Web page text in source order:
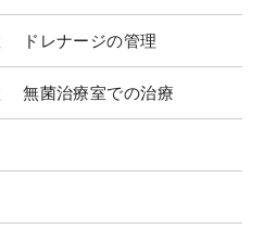
ドレナージの管理
無菌治療室での治療